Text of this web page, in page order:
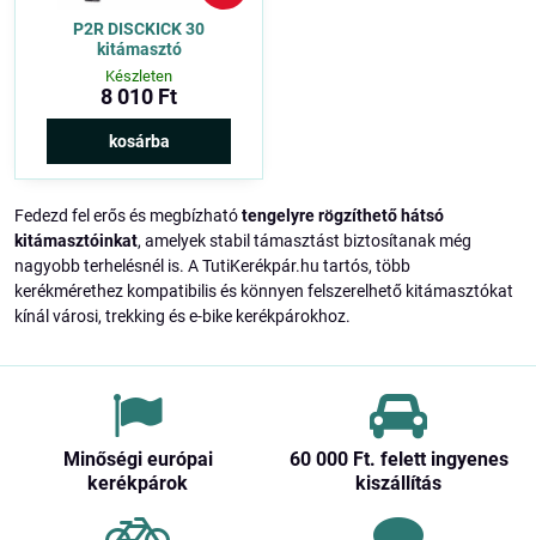
P2R DISCKICK 30
kitámasztó
Készleten
8 010 Ft
kosárba
Fedezd fel erős és megbízhatótengelyre rögzíthető hátsó
kitámasztóinkat, amelyek stabil támasztást biztosítanak még
nagyobb terhelésnél is. A TutiKerékpár.hu tartós, több
kerékmérethez kompatibilis és könnyen felszerelhető kitámasztókat
kínál városi, trekking és e-bike kerékpárokhoz.
Minőségi európai
kerékpárok
60 000 Ft​. felett ingyenes
kiszállítás